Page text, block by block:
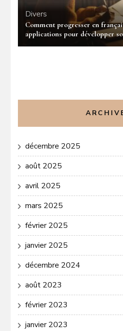
Divers
Comment progresser en
applications pour développer
décembre 2025
août 2025
avril 2025
mars 2025
février 2025
janvier 2025
décembre 2024
août 2023
février 2023
janvier 2023